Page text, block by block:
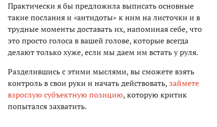
Практически я бы предложила выписать основные
такие послания и «антидоты» к ним на листочки и в
трудные моменты доставать их, напоминая себе, что
это просто голоса в вашей голове, которые всегда
делают только хуже, если мы даем им встать у руля.
Разделившись с этими мыслями, вы сможете взять
контроль в свои руки и начать действовать,займете
взрослую субъектную позицию, которую критик
попытался захватить.